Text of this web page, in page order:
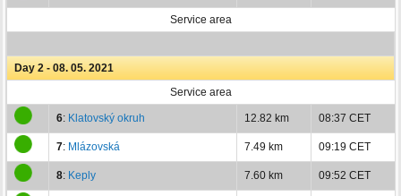
Service area
Day 2 - 08. 05. 2021
Service area
6: Klatovský okruh 12.82 km 08:37 CET
7: Mlázovská 7.49 km 09:19 CET
8: Keply 7.60 km 09:52 CET